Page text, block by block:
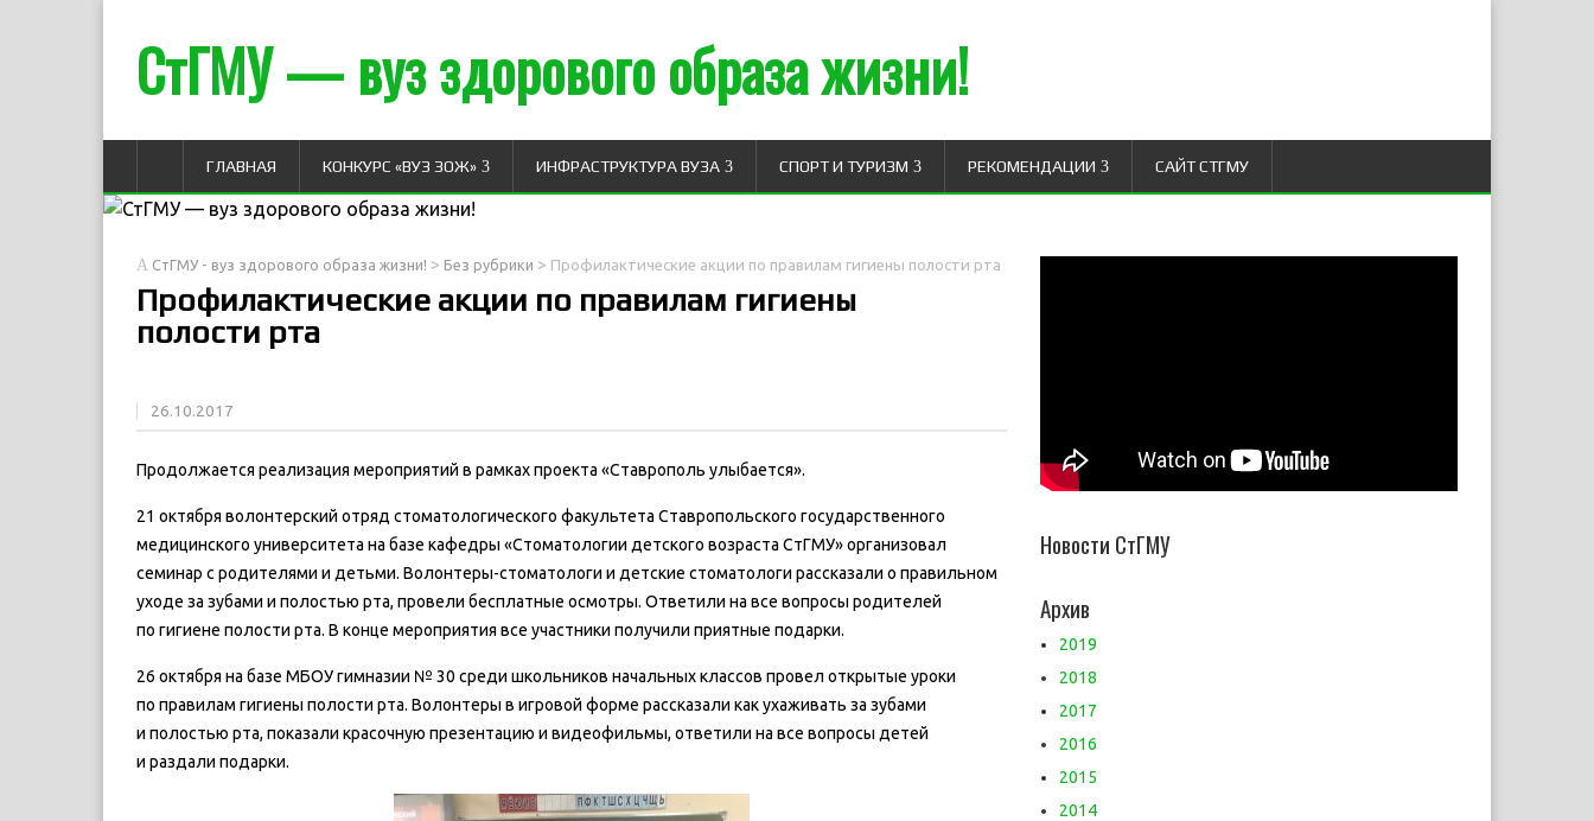
СтГМУ — вуз здорового образа жизни!
ГЛАВНАЯ КОНКУРС «ВУЗ ЗОЖ» ИНФРАСТРУКТУРА ВУЗА СПОРТ И ТУРИЗМ РЕКОМЕНДАЦИИ САЙТ СТГМУ
СтГМУ - вуз здорового образа жизни! > Без рубрики > Профилактические акции по правилам гигиены полости рта
Профилактические акции по правилам гигиены
полости рта
26.10.2017
Продолжается реализация мероприятий в рамках проекта «Ставрополь улыбается».
21 октября волонтерский отряд стоматологического факультета Ставропольского государственного
медицинского университета на базе кафедры «Стоматологии детского возраста СтГМУ» организовал
семинар с родителями и детьми. Волонтеры-стоматологи и детские стоматологи рассказали о правильном
уходе за зубами и полостью рта, провели бесплатные осмотры. Ответили на все вопросы родителей
по гигиене полости рта. В конце мероприятия все участники получили приятные подарки.
26 октября на базе МБОУ гимназии № 30 среди школьников начальных классов провел открытые уроки
по правилам гигиены полости рта. Волонтеры в игровой форме рассказали как ухаживать за зубами
и полостью рта, показали красочную презентацию и видеофильмы, ответили на все вопросы детей
и раздали подарки.
Новости СтГМУ
Архив
2019
2018
2017
2016
2015
2014